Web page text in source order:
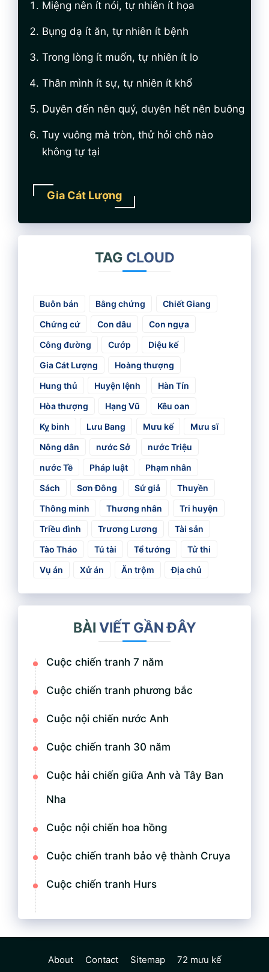
Miệng nên ít nói, tự nhiên ít họa
Bụng dạ ít ăn, tự nhiên ít bệnh
Trong lòng ít muốn, tự nhiên ít lo
Thân mình ít sự, tự nhiên ít khổ
Duyên đến nên quý, duyên hết nên buông
Tuy vuông mà tròn, thử hỏi chỗ nào
không tự tại
Gia Cát Lượng
TAG CLOUD
Buôn bán Bằng chứng
Chiết Giang
Chứng cứ
Con dâu
Con ngựa
Công đường
Cướp
Diệu kế
Gia Cát Lượng
Hoàng thượng
Hung thủ
Huyện lệnh
Hàn Tín
Hòa thượng
Hạng Vũ
Kêu oan
Kỵ binh
Lưu Bang Mưu kế
Mưu sĩ
Nông dân
nước Sở
nước Triệu
nước Tề
Pháp luật
Phạm nhân
Sách
Sơn Đông Sứ giả
Thuyền
Thông minh
Thương nhân
Tri huyện
Triều đình
Trương Lương
Tài sản
Tào Tháo
Tú tài Tể tướng
Tử thi
Vụ án
Xử án Ăn trộm Địa chủ
BÀI VIẾT GẦN ĐÂY
Cuộc chiến tranh 7 năm
Cuộc chiến tranh phương bắc
Cuộc nội chiến nước Anh
Cuộc chiến tranh 30 năm
Cuộc hải chiến giữa Anh và Tây Ban
Nha
Cuộc nội chiến hoa hồng
Cuộc chiến tranh bảo vệ thành Cruya
Cuộc chiến tranh Hurs
About Contact Sitemap 72 mưu kế